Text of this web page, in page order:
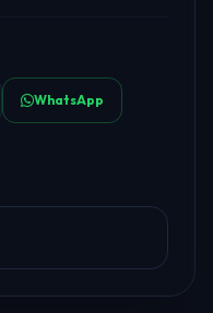
WhatsApp